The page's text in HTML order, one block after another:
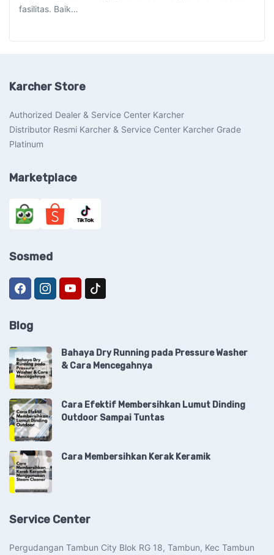
fasilitas. Baik…
Karcher Store
Authorized Dealer & Service Center Karcher
Distributor Resmi Karcher & Service Center Karcher Grade
Platinum
Marketplace
Sosmed
Blog
Bahaya Dry Running pada Pressure Washer
& Cara Mencegahnya
Cara Efektif Membersihkan Lumut Dinding
Outdoor Sampai Tuntas
Cara Membersihkan Kerak Keramik
Service Center
Pergudangan Tambun City Blok RG 18, Tambun, Kec Tambun